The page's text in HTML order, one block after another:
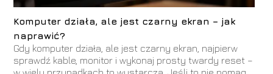
Komputer działa, ale jest czarny ekran – jak
naprawić?
Gdy komputer działa, ale jest czarny ekran, najpierw
sprawdź kable, monitor i wykonaj prosty twardy reset –